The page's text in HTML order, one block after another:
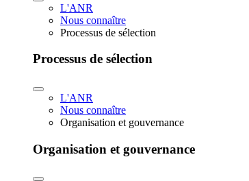
L'ANR
Nous connaître
Processus de sélection
Processus de sélection
L'ANR
Nous connaître
Organisation et gouvernance
Organisation et gouvernance